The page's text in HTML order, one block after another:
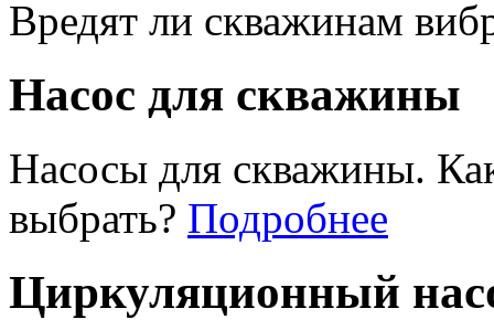
Вредят ли скважинам
Насос для скважины
Насосы для скважины.
выбрать? Подробнее
Циркуляционный